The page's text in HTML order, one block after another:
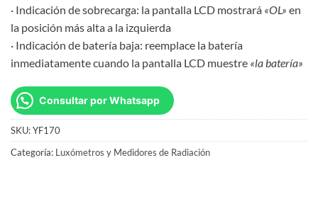
· Indicación de sobrecarga: la pantalla LCD mostrará «OL» en
la posición más alta a la izquierda
· Indicación de batería baja: reemplace la batería
inmediatamente cuando la pantalla LCD muestre «la batería»
Consultar por Whatsapp
SKU:YF170
Categoría: Luxómetros y Medidores de Radiación